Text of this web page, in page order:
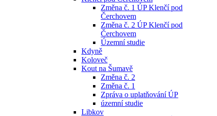
Změna č. 1 ÚP Klenčí pod
Čerchovem
Změna č. 2 ÚP Klenčí pod
Čerchovem
Územní studie
Kdyně
Koloveč
Kout na Šumavě
Změna č. 2
Změna č. 1
Zpráva o uplatňování ÚP
územní studie
Libkov